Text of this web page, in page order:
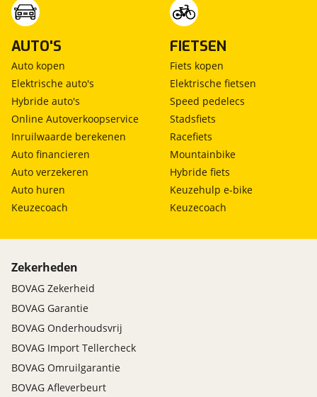
AUTO'S
Auto kopen
Elektrische auto's
Hybride auto's
Online Autoverkoopservice
Inruilwaarde berekenen
Auto financieren
Auto verzekeren
Auto huren
Keuzecoach
FIETSEN
Fiets kopen
Elektrische fietsen
Speed pedelecs
Stadsfiets
Racefiets
Mountainbike
Hybride fiets
Keuzehulp e-bike
Keuzecoach
Zekerheden
BOVAG Zekerheid
BOVAG Garantie
BOVAG Onderhoudsvrij
BOVAG Import Tellercheck
BOVAG Omruilgarantie
BOVAG Afleverbeurt